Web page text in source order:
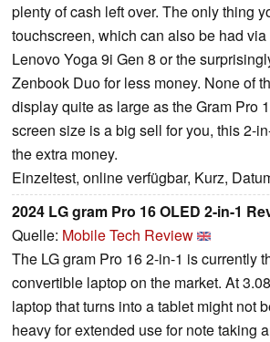
plenty of cash left over. The only thing
touchscreen, which can also be had
Lenovo Yoga 9i Gen 8 or the
Zenbook Duo for less money. None of
display quite as large as the Gram Pro
screen size is a big sell for you, this 2-
the extra money.
Einzeltest, online verfügbar, Kurz,
2024 LG gram Pro 16 OLED 2-in-1
Quelle: Mobile Tech Review
The LG gram Pro 16 2-in-1 is currently
convertible laptop on the market. At
laptop that turns into a tablet might not
heavy for extended use for note taking